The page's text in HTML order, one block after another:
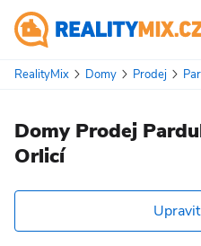
RealityMix Domy Prodej
Domy Prodej
Orlicí